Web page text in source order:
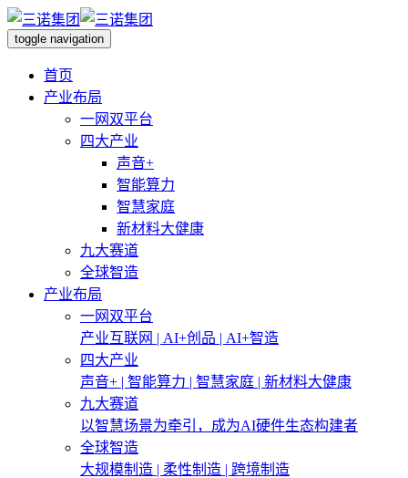
toggle navigation
首页
产业布局
一网双平台
四大产业
声音+
智能算力
智慧家庭
新材料大健康
九大赛道
全球智造
产业布局
一网双平台
产业互联网 | AI+创品 | AI+智造
四大产业
声音+ | 智能算力 | 智慧家庭 | 新材料大健康
九大赛道
以智慧场景为牵引，成为AI硬件生态构建者
全球智造
大规模制造 | 柔性制造 | 跨境制造